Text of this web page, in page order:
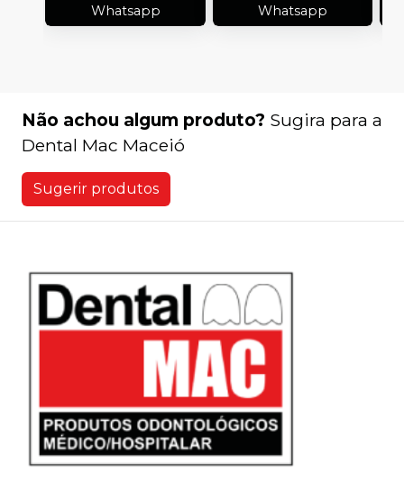
Whatsapp
Whatsapp
Não achou algum produto? Sugira para a
Dental Mac Maceió
Sugerir produtos